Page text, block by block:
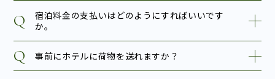
宿泊料金の支払いはどのようにすればいいです
か。
事前にホテルに荷物を送れますか？